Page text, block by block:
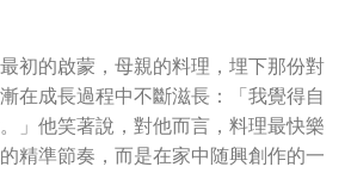
初的啟蒙，母親的料理，埋下那份對
在成長過程中不斷滋長：「我覺得自
」他笑著說，對他而言，料理最快樂
精準節奏，而是在家中随興創作的一